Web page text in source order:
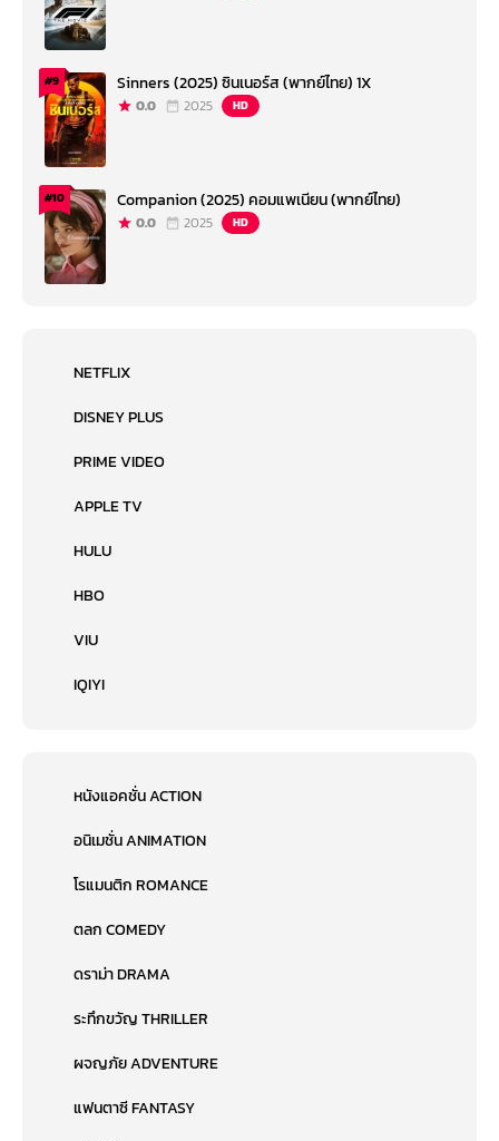
#9 Sinners (2025) ซินเนอร์ส (พากย์ไทย) 1X
0.0 2025 HD
#10 Companion (2025) คอมแพเนียน (พากย์ไทย)
0.0 2025 HD
NETFLIX
DISNEY PLUS
PRIME VIDEO
APPLE TV
HULU
HBO
VIU
IQIYI
หนังแอคชั่น ACTION
อนิเมชั่น ANIMATION
โรแมนติก ROMANCE
ตลก COMEDY
ดราม่า DRAMA
ระทึกขวัญ THRILLER
ผจญภัย ADVENTURE
แฟนตาซี FANTASY